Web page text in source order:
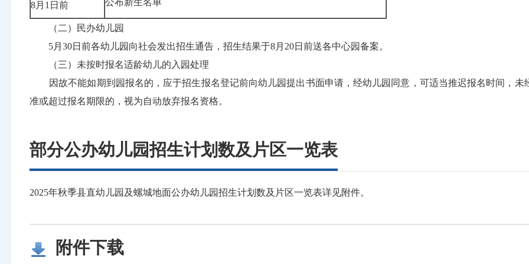
8月1日前
（二）民办幼儿园
5月30日前各幼儿园向社会发出招生通告，招生结果于8月20日前送各中心园备案。
（三）未按时报名适龄幼儿的入园处理
因故不能如期到园报名的，应于招生报名登记前向幼儿园提出书面申请，经幼儿园同意，可适当推迟报名时间，未
准或超过报名期限的，视为自动放弃报名资格。
部分公办幼儿园招生计划数及片区一览表
2025年秋季县直幼儿园及螺城地面公办幼儿园招生计划数及片区一览表详见附件。
附件下载